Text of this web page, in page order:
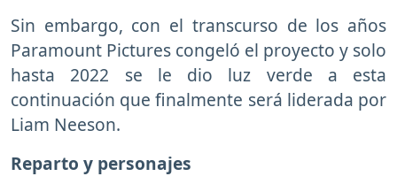
Sin embargo, con el transcurso de los años
Paramount Pictures congeló el proyecto y solo
hasta 2022 se le dio luz verde a esta
continuación que finalmente será liderada por
Liam Neeson.
Reparto y personajes